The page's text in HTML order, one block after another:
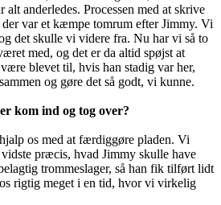
anderledes. Processen med at skrive
der var et kæmpe tomrum efter Jimmy. Vi
det skulle vi videre fra. Nu har vi så to
med, og det er da altid spøjst at
blevet til, hvis han stadig var her,
og gøre det så godt, vi kunne.
kom ind og tog over?
os med at færdiggøre pladen. Vi
præcis, hvad Jimmy skulle have
trommeslager, så han fik tilført lidt
rigtig meget i en tid, hvor vi virkelig